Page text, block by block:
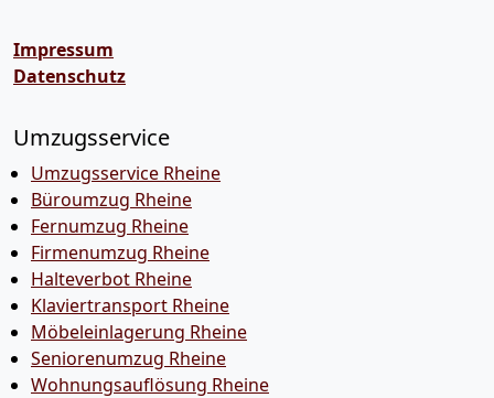
Impressum
Datenschutz
Umzugsservice
Umzugsservice Rheine
Büroumzug Rheine
Fernumzug Rheine
Firmenumzug Rheine
Halteverbot Rheine
Klaviertransport Rheine
Möbeleinlagerung Rheine
Seniorenumzug Rheine
Wohnungsauflösung Rheine